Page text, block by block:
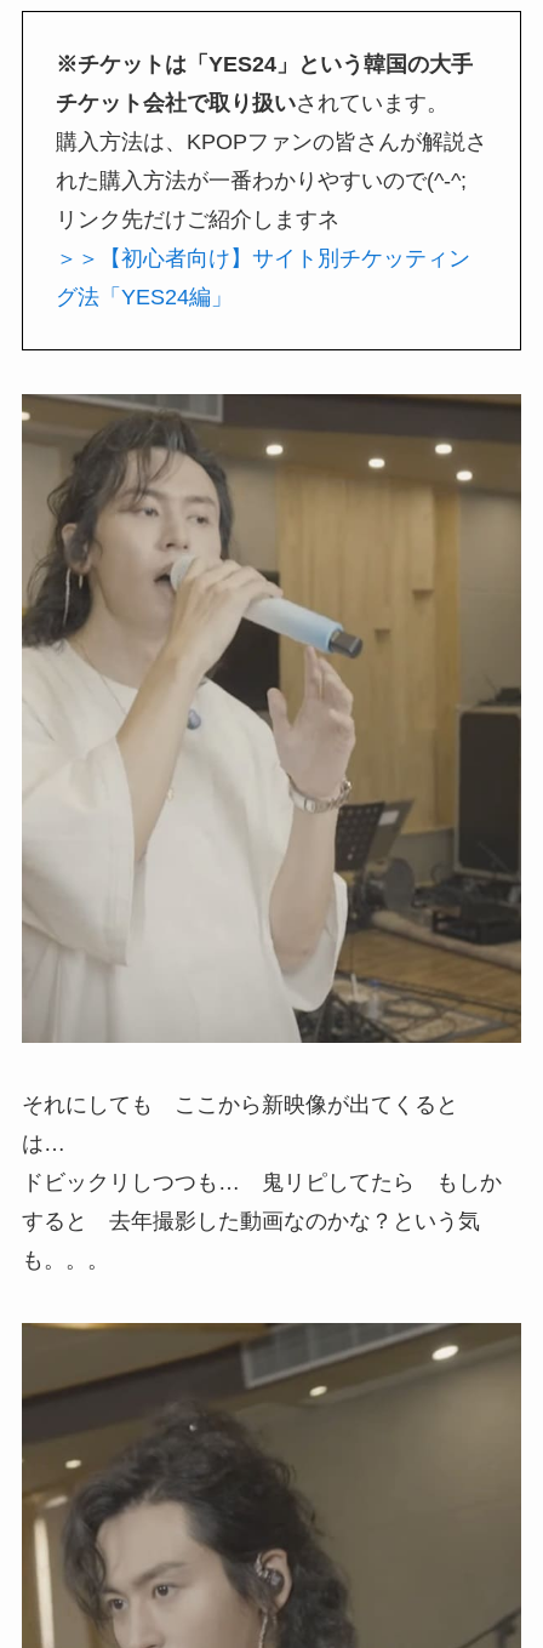
※チケットは「YES24」という韓国の大手
チケット会社で取り扱いされています。
購入方法は、KPOPファンの皆さんが解説さ
れた購入方法が一番わかりやすいので(^-^;
リンク先だけご紹介しますネ
＞＞【初心者向け】サイト別チケッティン
グ法「YES24編」
それにしても ここから新映像が出てくると
は…
ドビックリしつつも… 鬼リピしてたら もしか
すると 去年撮影した動画なのかな？という気
も。。。